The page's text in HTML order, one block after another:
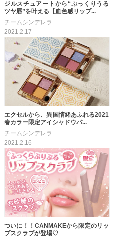
ジルスチュアートから“ぷっくりうる
ツヤ唇”を叶える【血色感リップ...
チームシンデレラ
2021.2.17
エクセルから、異国情緒あふれる2021
春カラー限定アイシャドウパ...
チームシンデレラ
2021.2.16
ついに！！CANMAKEから限定のリッ
プスクラブが登場♡